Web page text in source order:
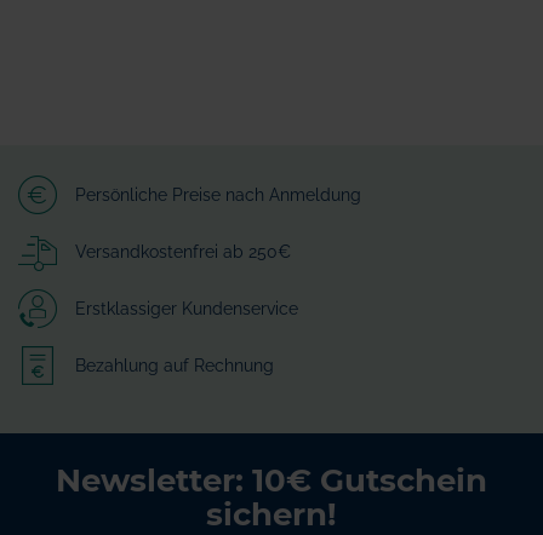
Persönliche Preise nach Anmeldung
Versandkostenfrei ab 250€
Erstklassiger Kundenservice
Bezahlung auf Rechnung
Newsletter: 10€ Gutschein
sichern!